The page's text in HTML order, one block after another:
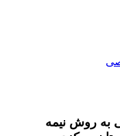
‌به روش نیمه